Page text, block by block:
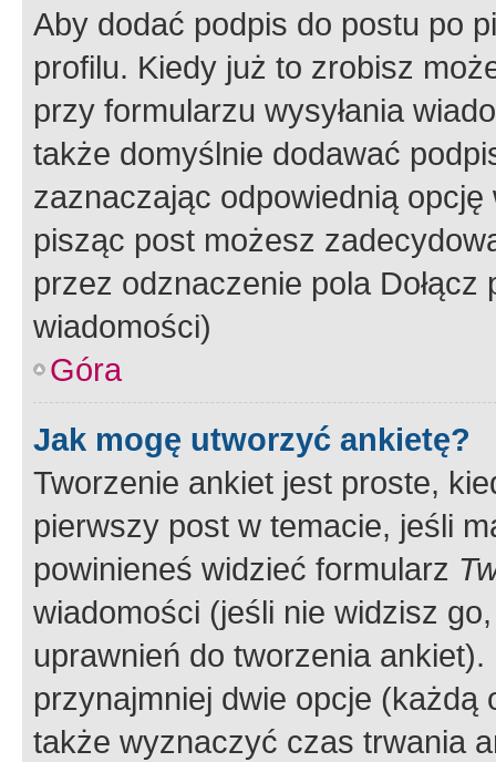
Aby dodać podpis do postu po
profilu. Kiedy już to zrobisz
przy formularzu wysyłania
także domyślnie dodawać
zaznaczając odpowiednią
pisząc post możesz
przez odznaczenie pola
wiadomości)
Góra
Jak mogę utworzyć ankietę?
Tworzenie ankiet jest proste,
pierwszy post w temacie, jeśli
powinieneś widzieć formularz
wiadomości (jeśli nie widzisz
uprawnień do tworzenia
przynajmniej dwie opcje
także wyznaczyć czas trwania